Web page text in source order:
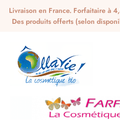
Livraison en France. Forfaitaire à
Des produits offerts (selon